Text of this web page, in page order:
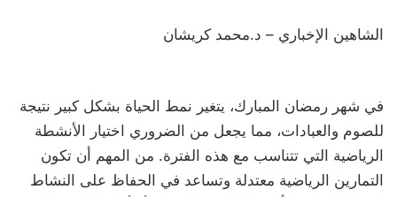
الشاهين الإخباري – د.محمد كريشان
في شهر رمضان المبارك، يتغير نمط الحياة بشكل كبير نتيجة
للصوم والعبادات، مما يجعل من الضروري اختيار الأنشطة
الرياضية التي تتناسب مع هذه الفترة. من المهم أن تكون
التمارين الرياضية معتدلة وتساعد في الحفاظ على النشاط